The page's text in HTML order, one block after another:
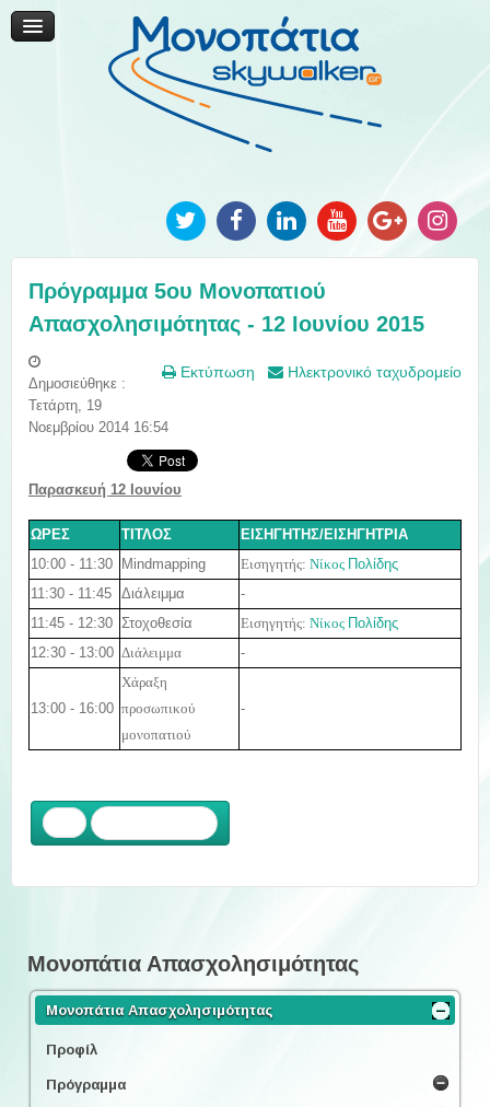
Μονοπάτια Καινοτομίας
Μονοπάτια Τοπικής Ανάπτυξης
Ανακοινώσεις
Φωτογραφίες
Πρόγραμμα 5ου Μονοπατιού
Απασχολησιμότητας - 12 Ιουνίου 2015
Εκτύπωση Ηλεκτρονικό ταχυδρομείο
Δημοσιεύθηκε :
Τετάρτη, 19
Νοεμβρίου 2014 16:54
Παρασκευή 12 Ιουνίου
ΩΡΕΣ ΤΙΤΛΟΣ
ΕΙΣΗΓΗΤΗΣ/ΕΙΣΗΓΗΤΡΙΑ
10:00 - 11:30
Mindmapping Εισηγητής: Νίκος Πολίδης
11:30 - 11:45 Διάλειμμα
-
11:45 - 12:30 Στοχοθεσία Εισηγητής: Νίκος Πολίδης
12:30 - 13:00 Διάλειμμα -
13:00 - 16:00
Χάραξη
προσωπικού
μονοπατιού
-
Μονοπάτια Απασχολησιμότητας
Μονοπάτια Απασχολησιμότητας
Προφίλ
Πρόγραμμα